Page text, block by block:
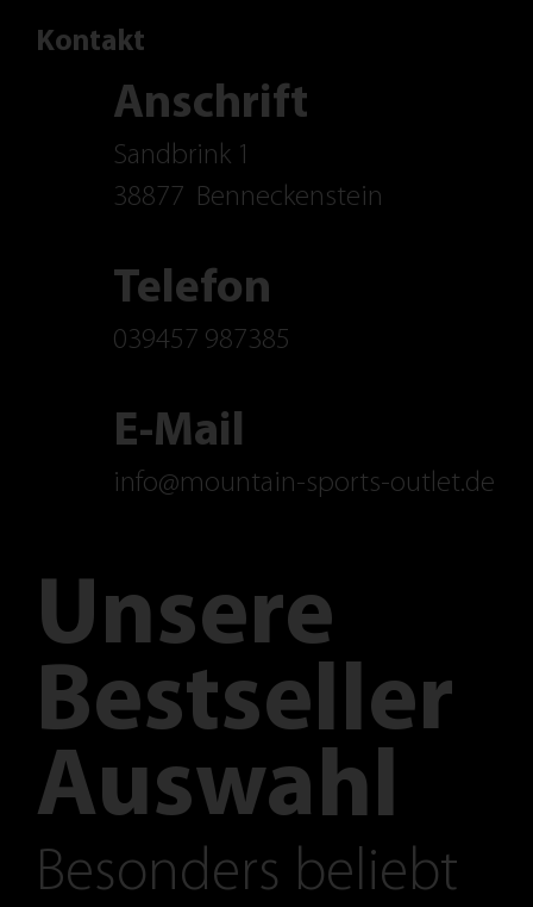
Bestseller
Auswahl
Unsere
Besonders beliebt
Kontakt
039457 987385
Telefon
info@mountain-sports-outlet.de
E-Mail
Benneckenstein
38877
Sandbrink 1
Anschrift